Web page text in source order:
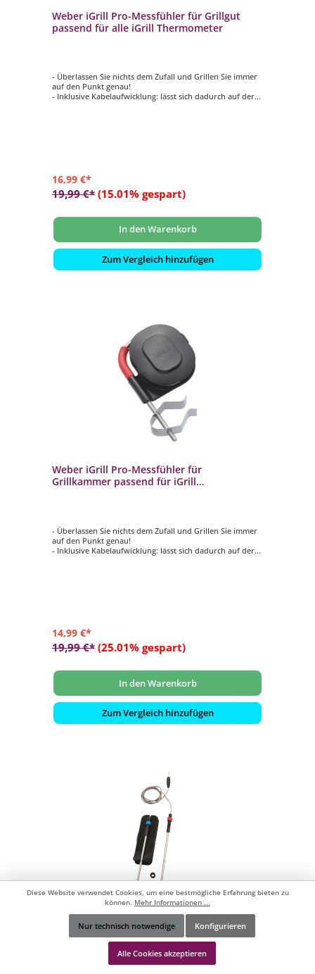
Weber iGrill Pro-Messfühler für Grillgut
passend für alle iGrill Thermometer
- Überlassen Sie nichts dem Zufall und Grillen Sie immer
auf den Punkt genau!
- Inklusive Kabelaufwicklung: lässt sich dadurch auf der
16,99 €*
19,99 €* (15.01% gespart)
In den Warenkorb
Zum Vergleich hinzufügen
Weber iGrill Pro-Messfühler für
Grillkammer passend für iGrill
- Überlassen Sie nichts dem Zufall und Grillen Sie immer
auf den Punkt genau!
- Inklusive Kabelaufwicklung: lässt sich dadurch auf der
14,99 €*
19,99 €* (25.01% gespart)
In den Warenkorb
Zum Vergleich hinzufügen
Napoleon 2 Sonden für Bluetooth-
Thermometer 70078
Werkzeugleiste anzeigen
Diese Website verwendet Cookies, um eine bestmögliche Erfahrung bieten zu
können. Mehr Informationen ...
Nur technisch notwendige Konfigurieren
Alle Cookies akzeptieren